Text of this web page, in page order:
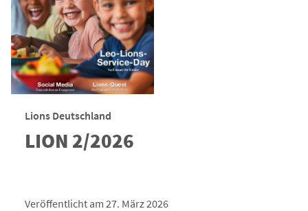
Lions Deutschland
LION 2/2026
Veröffentlicht am 27. März 2026